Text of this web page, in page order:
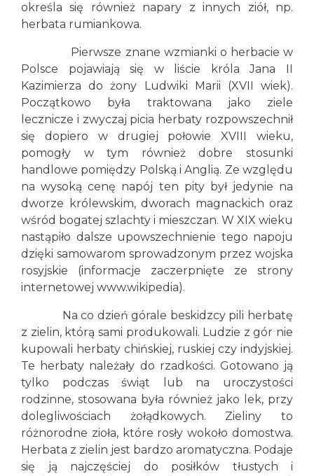
określa się również napary z innych ziół, np.
herbata rumiankowa.
Pierwsze znane wzmianki o herbacie w
Polsce pojawiają się w liście króla Jana II
Kazimierza do żony Ludwiki Marii (XVII wiek).
Początkowo była traktowana jako ziele
lecznicze i zwyczaj picia herbaty rozpowszechnił
się dopiero w drugiej połowie XVIII wieku,
pomogły w tym również dobre stosunki
handlowe pomiędzy Polską i Anglią. Ze względu
na wysoką cenę napój ten pity był jedynie na
dworze królewskim, dworach magnackich oraz
wśród bogatej szlachty i mieszczan. W XIX wieku
nastąpiło dalsze upowszechnienie tego napoju
dzięki samowarom sprowadzonym przez wojska
rosyjskie (informacje zaczerpnięte ze strony
internetowej www.wikipedia).
Na co dzień górale beskidzcy pili herbatę
z zielin, którą sami produkowali. Ludzie z gór nie
kupowali herbaty chińskiej, ruskiej czy indyjskiej.
Te herbaty należały do rzadkości. Gotowano ją
tylko podczas świąt lub na uroczystości
rodzinne, stosowana była również jako lek, przy
dolegliwościach żołądkowych. Zieliny to
różnorodne zioła, które rosły wokoło domostwa.
Herbata z zielin jest bardzo aromatyczna. Podaje
się ją najczęściej do posiłków tłustych i